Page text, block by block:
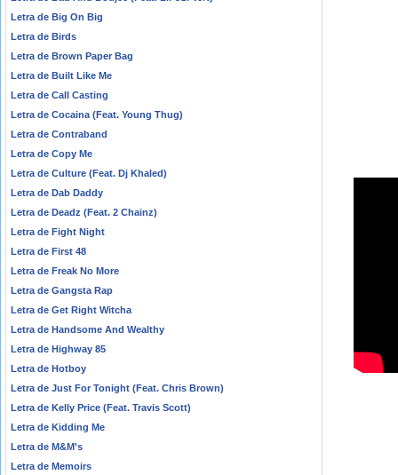
Letra de Big On Big
Letra de Birds
Letra de Brown Paper Bag
Letra de Built Like Me
Letra de Call Casting
Letra de Cocaina (Feat. Young Thug)
Letra de Contraband
Letra de Copy Me
Letra de Culture (Feat. Dj Khaled)
Letra de Dab Daddy
Letra de Deadz (Feat. 2 Chainz)
Letra de Fight Night
Letra de First 48
Letra de Freak No More
Letra de Gangsta Rap
Letra de Get Right Witcha
Letra de Handsome And Wealthy
Letra de Highway 85
Letra de Hotboy
Letra de Just For Tonight (Feat. Chris Brown)
Letra de Kelly Price (Feat. Travis Scott)
Letra de Kidding Me
Letra de M&M's
Letra de Memoirs